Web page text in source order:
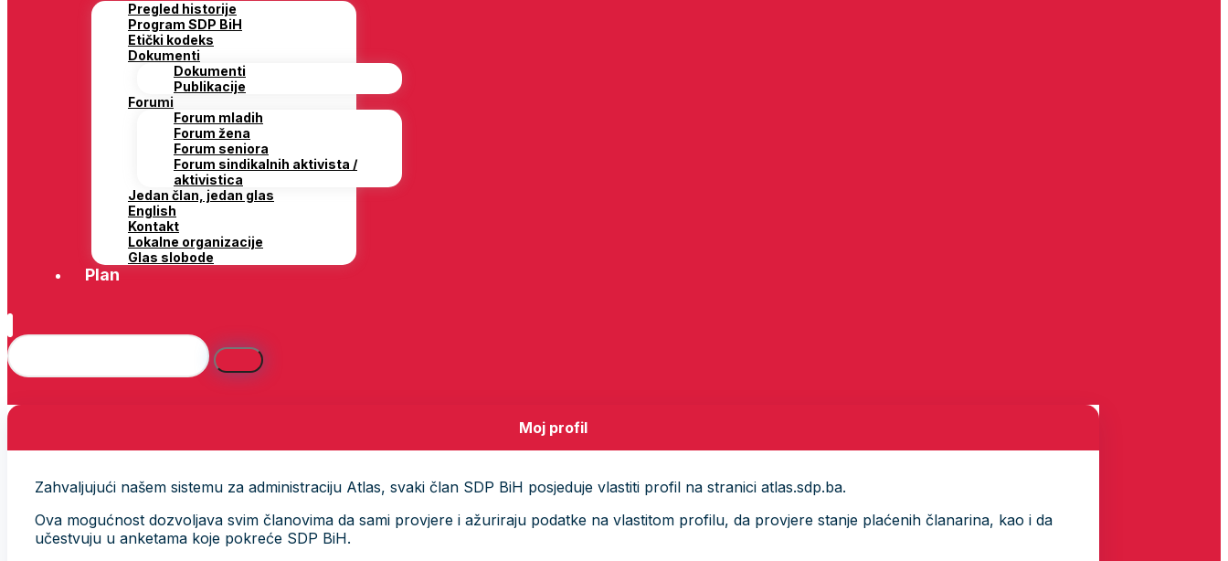
Pregled historije
Program SDP BiH
Etički kodeks
Dokumenti
Dokumenti
Publikacije
Forumi
Forum mladih
Forum žena
Forum seniora
Forum sindikalnih aktivista /
aktivistica
Jedan član, jedan glas
English
Kontakt
Lokalne organizacije
Glas slobode
Plan
Moj profil
Zahvaljujući našem sistemu za administraciju Atlas, svaki član SDP BiH posjeduje vlastiti profil na stranici atlas.sdp.ba.
Ova mogućnost dozvoljava svim članovima da sami provjere i ažuriraju podatke na vlastitom profilu, da provjere stanje plaćenih članarina, kao i da
učestvuju u anketama koje pokreće SDP BiH.